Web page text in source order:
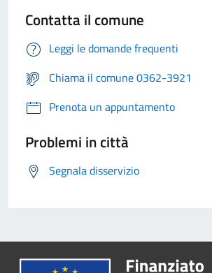
Contatta il comune
Leggi le domande frequenti
Chiama il comune 0362-3921
Prenota un appuntamento
Problemi in città
Segnala disservizio